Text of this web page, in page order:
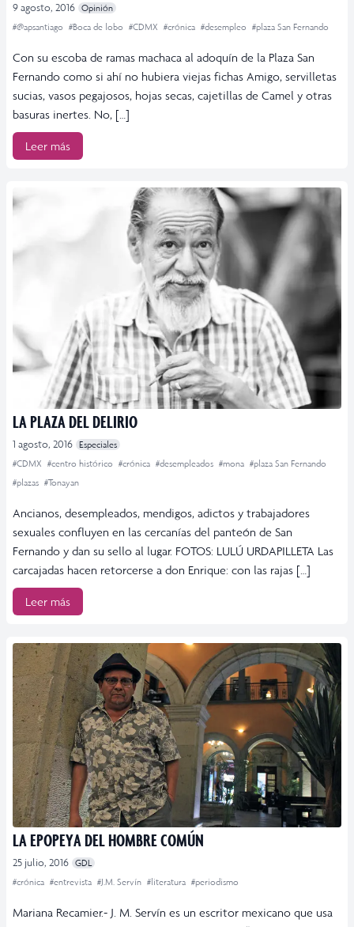
9 agosto, 2016 Opinión
#@apsantiago #Boca de lobo #CDMX #crónica #desempleo #plaza San Fernando
Con su escoba de ramas machaca al adoquín de la Plaza San
Fernando como si ahí no hubiera viejas fichas Amigo, servilletas
sucias, vasos pegajosos, hojas secas, cajetillas de Camel y otras
basuras inertes. No, […]
Leer más
LA PLAZA DEL DELIRIO
1 agosto, 2016 Especiales
#CDMX #centro histórico #crónica #desempleados #mona #plaza San Fernando
#plazas #Tonayan
Ancianos, desempleados, mendigos, adictos y trabajadores
sexuales confluyen en las cercanías del panteón de San
Fernando y dan su sello al lugar. FOTOS: LULÚ URDAPILLETA Las
carcajadas hacen retorcerse a don Enrique: con las rajas […]
Leer más
LA EPOPEYA DEL HOMBRE COMÚN
25 julio, 2016 GDL
#crónica #entrevista #J.M. Servín #literatura #periodismo
Mariana Recamier.- J. M. Servín es un escritor mexicano que usa